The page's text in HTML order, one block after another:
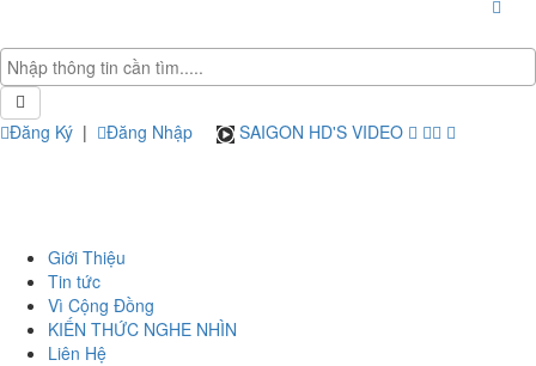
Đăng Ký | Đăng Nhập SAIGON HD'S VIDEO
Giới Thiệu
Tin tức
Vì Cộng Đồng
KIẾN THỨC NGHE NHÌN
Liên Hệ